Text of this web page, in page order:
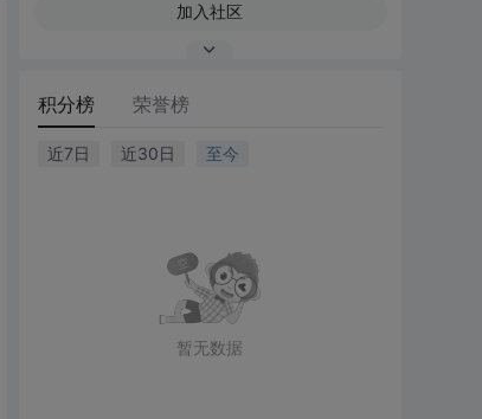
加入社区
积分榜 荣誉榜
近7日 近30日 至今
暂无数据